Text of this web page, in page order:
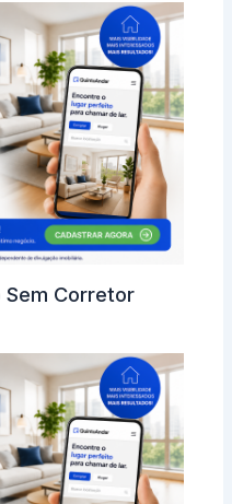
Sem Corretor